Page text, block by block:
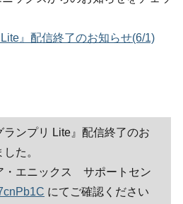
』配信終了のお知らせ(6/1)
ランプリ Lite』配信終了のお
た。
・エニックス サポートセン
にてご確認ください